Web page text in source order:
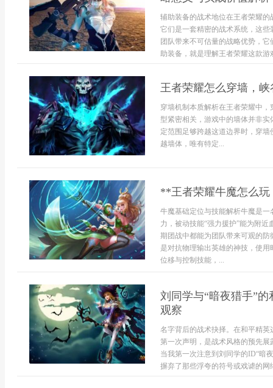
辅助装备的战术地位在王者荣耀
它们是一套精密的战术系统，这
团队带来不可估量的战略优势，
助装备，就是理解王者荣耀这款游
王者荣耀怎么穿墙，
穿墙机制本质解析在王者荣耀中
型紧密相关，游戏中的墙体并非
定范围足够跨越这道边界时，穿
越墙体，唯有特定...
**王者荣耀牛魔怎么
牛魔基础定位与技能解析牛魔是
力，被动技能“强力援护”能为附
期团战中都能为团队带来可观的
是对抗物理输出英雄的神技，使
位移与控制技能，...
刘同学与“暗夜猎手”
观察
名字背后的战术抉择。在和平精
第一次声明，是战术风格的预先
当我第一次注意到刘同学的ID“暗
摒弃了那些浮夸的符号或戏谑的网